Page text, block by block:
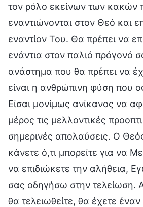
τον ρόλο εκείνων των κακών
εναντιώνονται στον Θεό και
εναντίον Του. Θα πρέπει να
ενάντια στον παλιό πρόγονό
ανάστημα που θα πρέπει να
είναι η ανθρώπινη φύση που
Είσαι μονίμως ανίκανος να
μέρος τις μελλοντικές
σημερινές απολαύσεις. Ο
κάνετε ό,τι μπορείτε για να
να επιδιώκετε την αλήθεια,
σας οδηγήσω στην τελείωση.
θα τελειωθείτε, θα έχετε